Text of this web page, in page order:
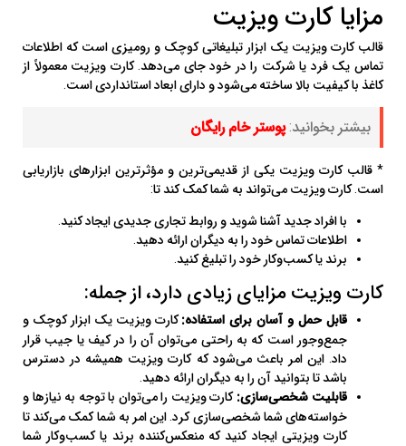
مزایا کارت ویزیت
قالب کارت ویزیت یک ابزار تبلیغاتی کوچک و رومیزی است که اطلاعات
تماس یک فرد یا شرکت را در خود جای می‌دهد. کارت ویزیت معمولاً از
کاغذ با کیفیت بالا ساخته می‌شود و دارای ابعاد استانداردی است.
بیشتر بخوانید:پوستر خام رایگان
* قالب کارت ویزیت یکی از قدیمی‌ترین و مؤثرترین ابزارهای بازاریابی
است. کارت ویزیت می‌تواند به شما کمک کند تا:
با افراد جدید آشنا شوید و روابط تجاری جدیدی ایجاد کنید.
اطلاعات تماس خود را به دیگران ارائه دهید.
برند یا کسب‌وکار خود را تبلیغ کنید.
کارت ویزیت مزایای زیادی دارد، از جمله:
قابل حمل و آسان برای استفاده:کارت ویزیت یک ابزار کوچک و
جمع‌وجور است که به راحتی می‌توان آن را در کیف یا جیب قرار
داد. این امر باعث می‌شود که کارت ویزیت همیشه در دسترس
باشد تا بتوانید آن را به دیگران ارائه دهید.
قابلیت شخصی‌سازی: کارت ویزیت را می‌توان با توجه به نیازها و
خواسته‌های شما شخصی‌سازی کرد. این امر به شما کمک می‌کند تا
کارت ویزیتی ایجاد کنید که منعکس‌کننده برند یا کسب‌وکار شما